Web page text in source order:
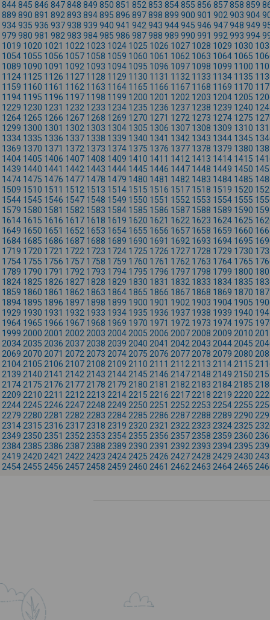
844845 846 847848 849 850 851 852 853 854855 856 857858 859
889 890 891 892 893 894895 896 897898 899 900 901 902 903 904
934935 936 937938 939 940 941 942 943 944945 946 947948 949
979 980 981 982 983 984985 986 987988 989 990 991 992 993 994
1019 1020 1021 1022 1023 1024 1025 1026 1027 1028 1029 1030
1054 1055 1056 1057 1058 1059 1060 1061 1062 1063 1064 1065
1089 1090 1091 1092 1093 1094 1095 1096 1097 1098 1099 1100
1124 1125 1126 1127 1128 1129 1130 1131 1132 1133 1134 1135
1159 1160 1161 1162 1163 1164 1165 1166 1167 1168 1169 1170
1194 1195 1196 1197 1198 1199 1200 1201 1202 1203 1204 1205
1229 1230 1231 1232 1233 1234 1235 1236 1237 1238 1239 1240
1264 1265 1266 1267 1268 1269 1270 1271 1272 1273 1274 1275
1299 1300 1301 1302 1303 1304 1305 1306 1307 1308 1309 1310
1334 1335 1336 1337 1338 1339 1340 1341 1342 1343 1344 1345
1369 1370 1371 1372 1373 1374 1375 1376 1377 1378 1379 1380
1404 1405 1406 1407 1408 1409 1410 1411 1412 1413 1414 1415
1439 1440 1441 1442 1443 1444 1445 1446 1447 1448 1449 1450
1474 1475 1476 1477 1478 1479 1480 1481 1482 1483 1484 1485
1509 1510 1511 1512 1513 1514 1515 1516 1517 1518 1519 1520
1544 1545 1546 1547 1548 1549 1550 1551 1552 1553 1554 1555
1579 1580 1581 1582 1583 1584 1585 1586 1587 1588 1589 1590
1614 1615 1616 1617 1618 1619 1620 1621 1622 1623 1624 1625
1649 1650 1651 1652 1653 1654 1655 1656 1657 1658 1659 1660
1684 1685 1686 1687 1688 1689 1690 1691 1692 1693 1694 1695
1719 1720 1721 1722 1723 1724 1725 1726 1727 1728 1729 1730
1754 1755 1756 1757 1758 1759 1760 1761 1762 1763 1764 1765
1789 1790 1791 1792 1793 1794 1795 1796 1797 1798 1799 1800
1824 1825 1826 1827 1828 1829 1830 1831 1832 1833 1834 1835
1859 1860 1861 1862 1863 1864 1865 1866 1867 1868 1869 1870
1894 1895 1896 1897 1898 1899 1900 1901 1902 1903 1904 1905
1929 1930 1931 1932 1933 1934 1935 1936 1937 1938 1939 1940
1964 1965 1966 1967 1968 1969 1970 1971 1972 1973 1974 1975
1999 2000 2001 2002 2003 2004 2005 2006 2007 2008 2009 2010
2034 2035 2036 2037 2038 2039 2040 2041 2042 2043 2044 2045
2069 2070 2071 2072 2073 2074 2075 2076 2077 2078 2079 2080
2104 2105 2106 2107 2108 2109 2110 2111 2112 2113 2114 2115
2139 2140 2141 2142 2143 2144 2145 2146 2147 2148 2149 2150
2174 2175 2176 2177 2178 2179 2180 2181 2182 2183 2184 2185
2209 2210 2211 2212 2213 2214 2215 2216 2217 2218 2219 2220
2244 2245 2246 2247 2248 2249 2250 2251 2252 2253 2254 2255
2279 2280 2281 2282 2283 2284 2285 2286 2287 2288 2289 2290
2314 2315 2316 2317 2318 2319 2320 2321 2322 2323 2324 2325
2349 2350 2351 2352 2353 2354 2355 2356 2357 2358 2359 2360
2384 2385 2386 2387 2388 2389 2390 2391 2392 2393 2394 2395
2419 2420 2421 2422 2423 2424 2425 2426 2427 2428 2429 2430
2454 2455 2456 2457 2458 2459 2460 2461 2462 2463 2464 2465